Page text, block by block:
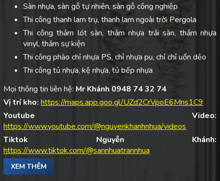
Sàn nhựa, sàn gỗ tự nhiên, sàn gỗ công nghiệp
Thi công thanh lam trụ, thanh lam ngoài trời Pergola
Thi công thảm lót sàn, thảm nhựa trải sàn, thảm nhựa
vinyl, thảm sự kiện
Thi công phào chỉ nhựa PS, chỉ nhựa pu, chỉ chỉ uốn dẻo
Thi công tủ nhựa, kệ nhựa, tủ bếp nhựa
Mọi thông tin liên hệ: Mr Khánh 0948 74 32 74
Vị trí kho: https://maps.app.goo.gl/UZd2CrVpoE6Mns1C9
Youtube Video:
https://www.youtube.com/@nguyenkhanhnhua/videos
Tiktok Nguyễn Khánh:
https://www.tiktok.com/@sannhuatrannhua
XEM THÊM